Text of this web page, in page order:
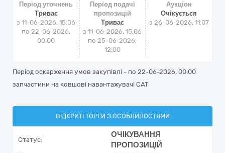
Період уточнень
Триває
з 11-06-2026, 15:06
по 22-06-2026,
00:00
Період подачі
пропозицій
Триває
з 11-06-2026, 15:06
по 25-06-2026,
12:00
Аукціон
Очікується
з 26-06-2026, 11:07
Період оскарження умов закупівлі - по 22-06-2026, 00:00
запчастини на ковшові навантажувачі САТ
ВІДКРИТІ ТОРГИ З ОСОБЛИВОСТЯМИ
Статус:
ОЧІКУВАННЯ
ПРОПОЗИЦІЙ